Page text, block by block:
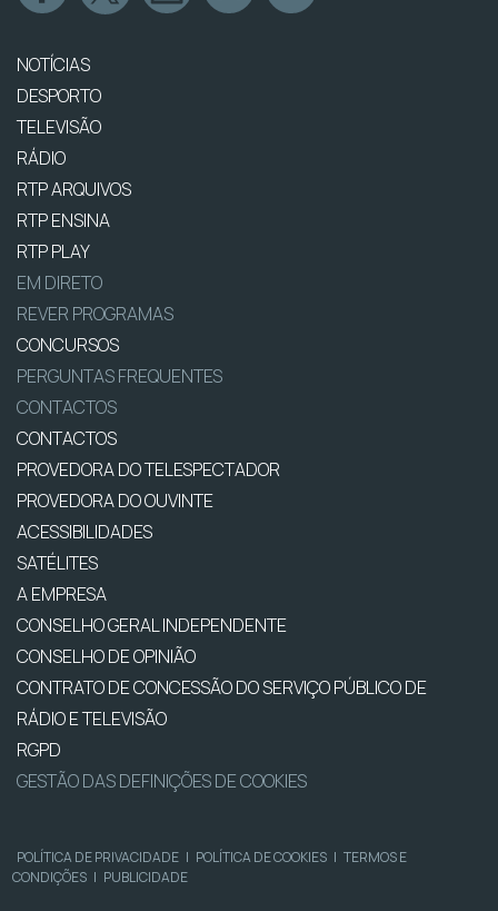
NOTÍCIAS
DESPORTO
TELEVISÃO
RÁDIO
RTP ARQUIVOS
RTP ENSINA
RTP PLAY
EM DIRETO
REVER PROGRAMAS
CONCURSOS
PERGUNTAS FREQUENTES
CONTACTOS
CONTACTOS
PROVEDORA DO TELESPECTADOR
PROVEDORA DO OUVINTE
ACESSIBILIDADES
SATÉLITES
A EMPRESA
CONSELHO GERAL INDEPENDENTE
CONSELHO DE OPINIÃO
CONTRATO DE CONCESSÃO DO SERVIÇO PÚBLICO DE
RÁDIO E TELEVISÃO
RGPD
GESTÃO DAS DEFINIÇÕES DE COOKIES
POLÍTICA DE PRIVACIDADE | POLÍTICA DE COOKIES | TERMOS E
CONDIÇÕES | PUBLICIDADE